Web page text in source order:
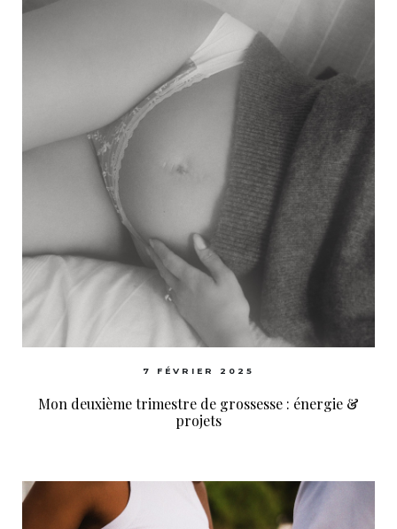
7 FÉVRIER 2025
Mon deuxième trimestre de grossesse : énergie &
projets